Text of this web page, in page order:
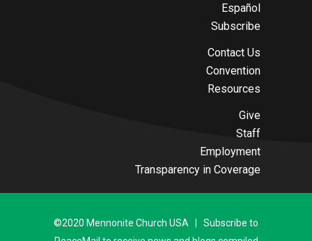
Español
Subscribe
Contact Us
Convention
Resources
Give
Staff
Employment
Transparency in Coverage
©2020 Mennonite Church USA | Subscribe to